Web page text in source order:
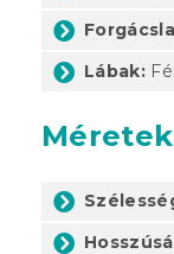
Lábak:
Méretek